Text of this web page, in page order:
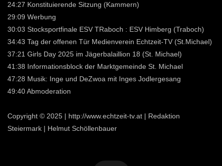
24:27 Konstituierende Sitzung (Kammern)
29:09 Werbung
30:03 Stocksportfinale ESV TRaboch : ESV Himberg (Traboch)
34:43 Tag der offenen Tür Medienverein Echtzeit-TV (St.Michael)
37:21 Girls Day 2025 im Jägerbalaillion 18 (St. Michael)
41:38 Informationsblock der Marktgemeinde St. Michael
47:28 Musik: Inge und DeZwoa mit Inges Jodlergesang
49:40 Abmoderation
Copyright © 2025 | http://www.echtzeit-tv.at | Redaktion
Steiermark | Helmut Schöllenbauer